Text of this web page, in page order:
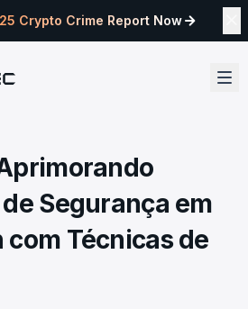
Crypto Crime Report Now
Segurança em
com Técnicas de